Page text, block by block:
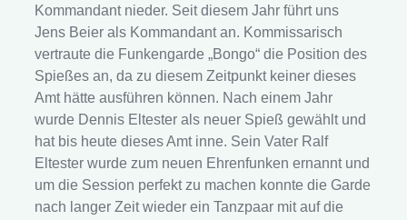
Kommandant nieder. Seit diesem Jahr führt uns
Jens Beier als Kommandant an. Kommissarisch
vertraute die Funkengarde „Bongo“ die Position des
Spießes an, da zu diesem Zeitpunkt keiner dieses
Amt hätte ausführen können. Nach einem Jahr
wurde Dennis Eltester als neuer Spieß gewählt und
hat bis heute dieses Amt inne. Sein Vater Ralf
Eltester wurde zum neuen Ehrenfunken ernannt und
um die Session perfekt zu machen konnte die Garde
nach langer Zeit wieder ein Tanzpaar mit auf die